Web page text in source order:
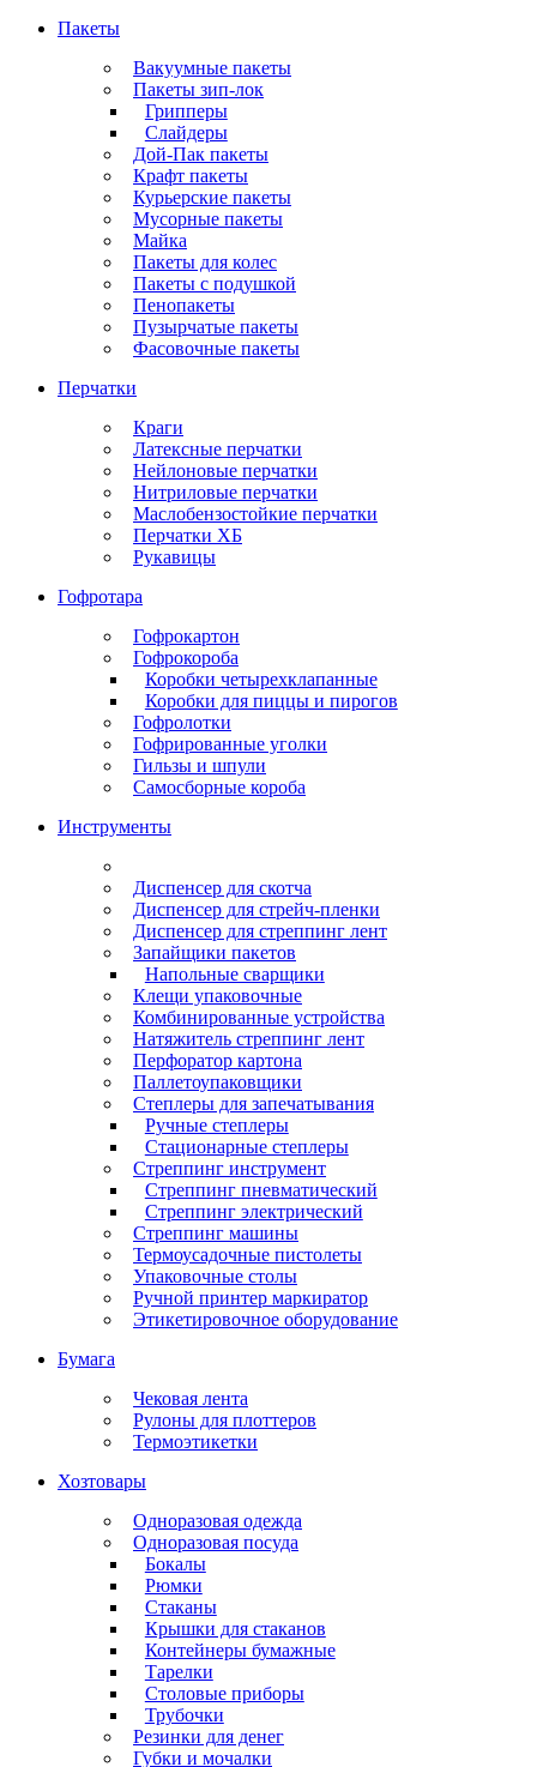
Пакеты
Вакуумные пакеты
Пакеты зип-лок
Грипперы
Слайдеры
Дой-Пак пакеты
Крафт пакеты
Курьерские пакеты
Мусорные пакеты
Майка
Пакеты для колес
Пакеты с подушкой
Пенопакеты
Пузырчатые пакеты
Фасовочные пакеты
Перчатки
Краги
Латексные перчатки
Нейлоновые перчатки
Нитриловые перчатки
Маслобензостойкие перчатки
Перчатки ХБ
Рукавицы
Гофротара
Гофрокартон
Гофрокороба
Коробки четырехклапанные
Коробки для пиццы и пирогов
Гофролотки
Гофрированные уголки
Гильзы и шпули
Самосборные короба
Инструменты
Диспенсер для скотча
Диспенсер для стрейч-пленки
Диспенсер для стреппинг лент
Запайщики пакетов
Напольные сварщики
Клещи упаковочные
Комбинированные устройства
Натяжитель стреппинг лент
Перфоратор картона
Паллетоупаковщики
Степлеры для запечатывания
Ручные степлеры
Стационарные степлеры
Стреппинг инструмент
Стреппинг пневматический
Стреппинг электрический
Стреппинг машины
Термоусадочные пистолеты
Упаковочные столы
Ручной принтер маркиратор
Этикетировочное оборудование
Бумага
Чековая лента
Рулоны для плоттеров
Термоэтикетки
Хозтовары
Одноразовая одежда
Одноразовая посуда
Бокалы
Рюмки
Стаканы
Крышки для стаканов
Контейнеры бумажные
Тарелки
Столовые приборы
Трубочки
Резинки для денег
Губки и мочалки